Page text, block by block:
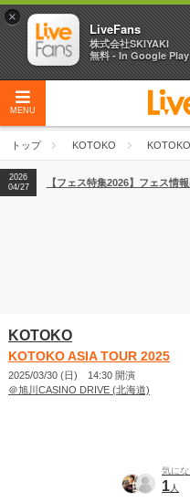
MENU
トップ KOTOKO
2026
04/27
2026
【ライブ動員ランキング】
2026
04/27
【フェス特集2026】フェス情
KOTOKO
KOTOKO ASIA TOUR 2025
2025/03/30 (日) 14:30 開演
＠旭川CASINO DRIVE (北海道)
気にな
1人
×
LiveFans
株式会社SKIYAKI
無料 - In Google Play